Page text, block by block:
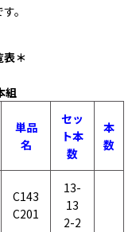
。
表＊
組
単品
名
セッ
ト本
数
本
数
C143
C201
13-
13
2-2